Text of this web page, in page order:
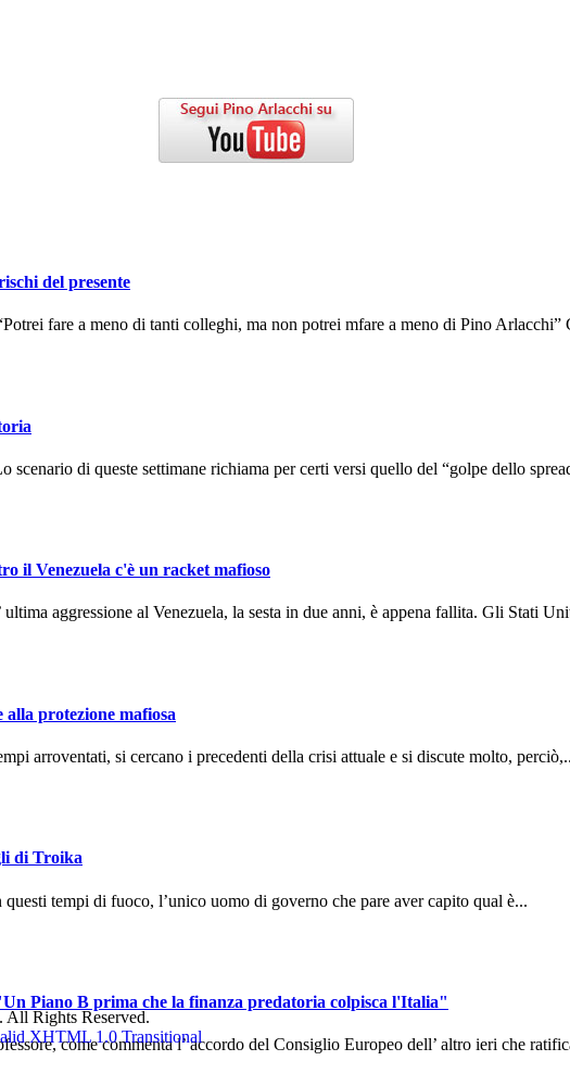
del presente
fare a meno di tanti colleghi, ma non potrei mfare a meno di Pino Arlacchi”
di queste settimane richiama per certi versi quello del “golpe dello
il Venezuela c'è un racket mafioso
aggressione al Venezuela, la sesta in due anni, è appena fallita. Gli Stati
protezione mafiosa
arroventati, si cercano i precedenti della crisi attuale e si discute molto,
di Troika
tempi di fuoco, l’unico uomo di governo che pare aver capito qual è...
Piano B prima che la finanza predatoria colpisca l'Italia"
come commenta l’ accordo del Consiglio Europeo dell’ altro ieri che
Rights Reserved.